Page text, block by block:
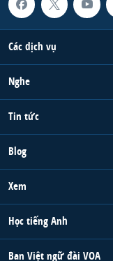
Các dịch vụ
Nghe
Tin tức
Blog
Xem
Học tiếng Anh
Ban Việt ngữ đài VOA